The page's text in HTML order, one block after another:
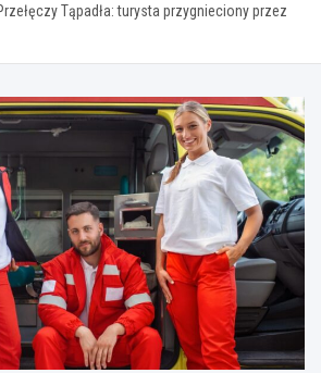
Tąpadła: turysta przygnieciony przez